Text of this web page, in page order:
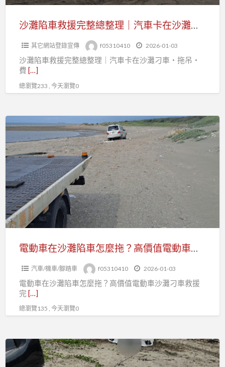
總
沙
灘
刁
車・
拖
吊・
費
用・
保
沙灘陷車救援完整總整理｜汽車卡在沙灘刁車・拖吊・費用・保險一次看懂
其它網站登錄宣傳 f05310410 2026-01-03
沙灘陷車救援完整總整理｜汽車卡在沙灘刁車・拖吊・
費 […]
總瀏覽233 , 今天瀏覽0
電
車
在
沙
灘
陷
車
怎
車
沙
電動車在沙灘陷車怎麼拖？高價值電動車沙灘刁車救援完整解析
汽車/機車/腳踏車 f05310410 2026-01-03
電動車在沙灘陷車怎麼拖？高價值電動車沙灘刁車救援
完 […]
總瀏覽135 , 今天瀏覽0
沙
灘